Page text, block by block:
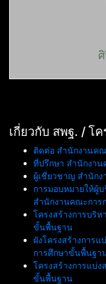
เกี่ยวกับ สพฐ. / โ
ติดต่อ สำนักงานค
ที่ปรึกษา สำนักงา
ผู้เชี่ยวชาญ สำนัก
การมอบหมายให้ผู้
สำนักงานคณะการ
โครงสร้างการบริ
ขั้นพื้นฐาน
ผังโครงสร้างการ
การศึกษาขั้นพื้นฐา
โครงสร้างการแบ่
ขั้นพื้นฐาน